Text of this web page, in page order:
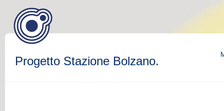
Progetto Stazione Bolzano.